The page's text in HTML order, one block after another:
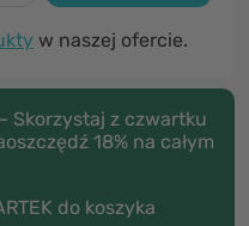
w naszej ofercie.
– Skorzystaj z czwartku
18% na całym
do koszyka